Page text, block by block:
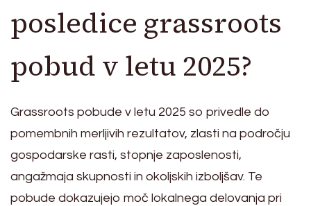
posledice grassroots
pobud v letu 2025?
Grassroots pobude v letu 2025 so privedle do
pomembnih merljivih rezultatov, zlasti na področju
gospodarske rasti, stopnje zaposlenosti,
angažmaja skupnosti in okoljskih izboljšav. Te
pobude dokazujejo moč lokalnega delovanja pri